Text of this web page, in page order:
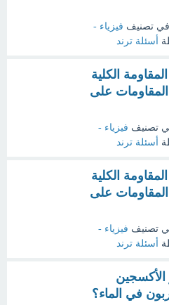
في تصنيف فيزياء -
أسئلة ترند
الكلية
على
تصنيف فيزياء -
أسئلة ترند
الكلية
على
تصنيف فيزياء -
أسئلة ترند
الأكسجين
في الماء؟